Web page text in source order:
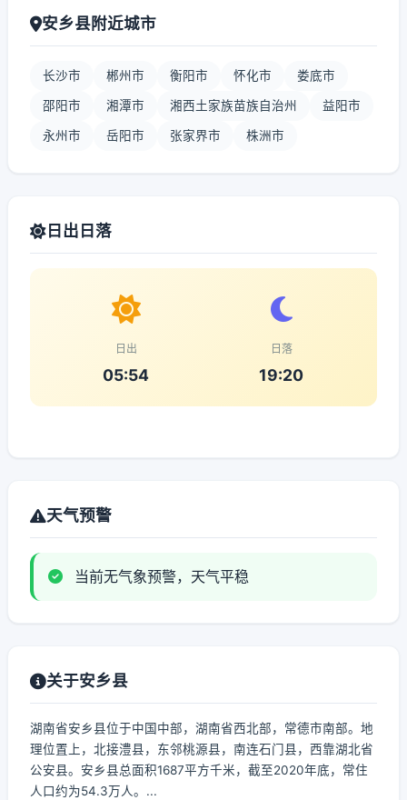
安乡县附近城市
长沙市 郴州市 衡阳市 怀化市 娄底市
邵阳市 湘潭市 湘西土家族苗族自治州 益阳市
永州市 岳阳市 张家界市 株洲市
日出日落
日出
05:54
日落
19:20
天气预警
当前无气象预警，天气平稳
关于安乡县
湖南省安乡县位于中国中部，湖南省西北部，常德市南部。地
理位置上，北接澧县，东邻桃源县，南连石门县，西靠湖北省
公安县。安乡县总面积1687平方千米，截至2020年底，常住
人口约为54.3万人。...